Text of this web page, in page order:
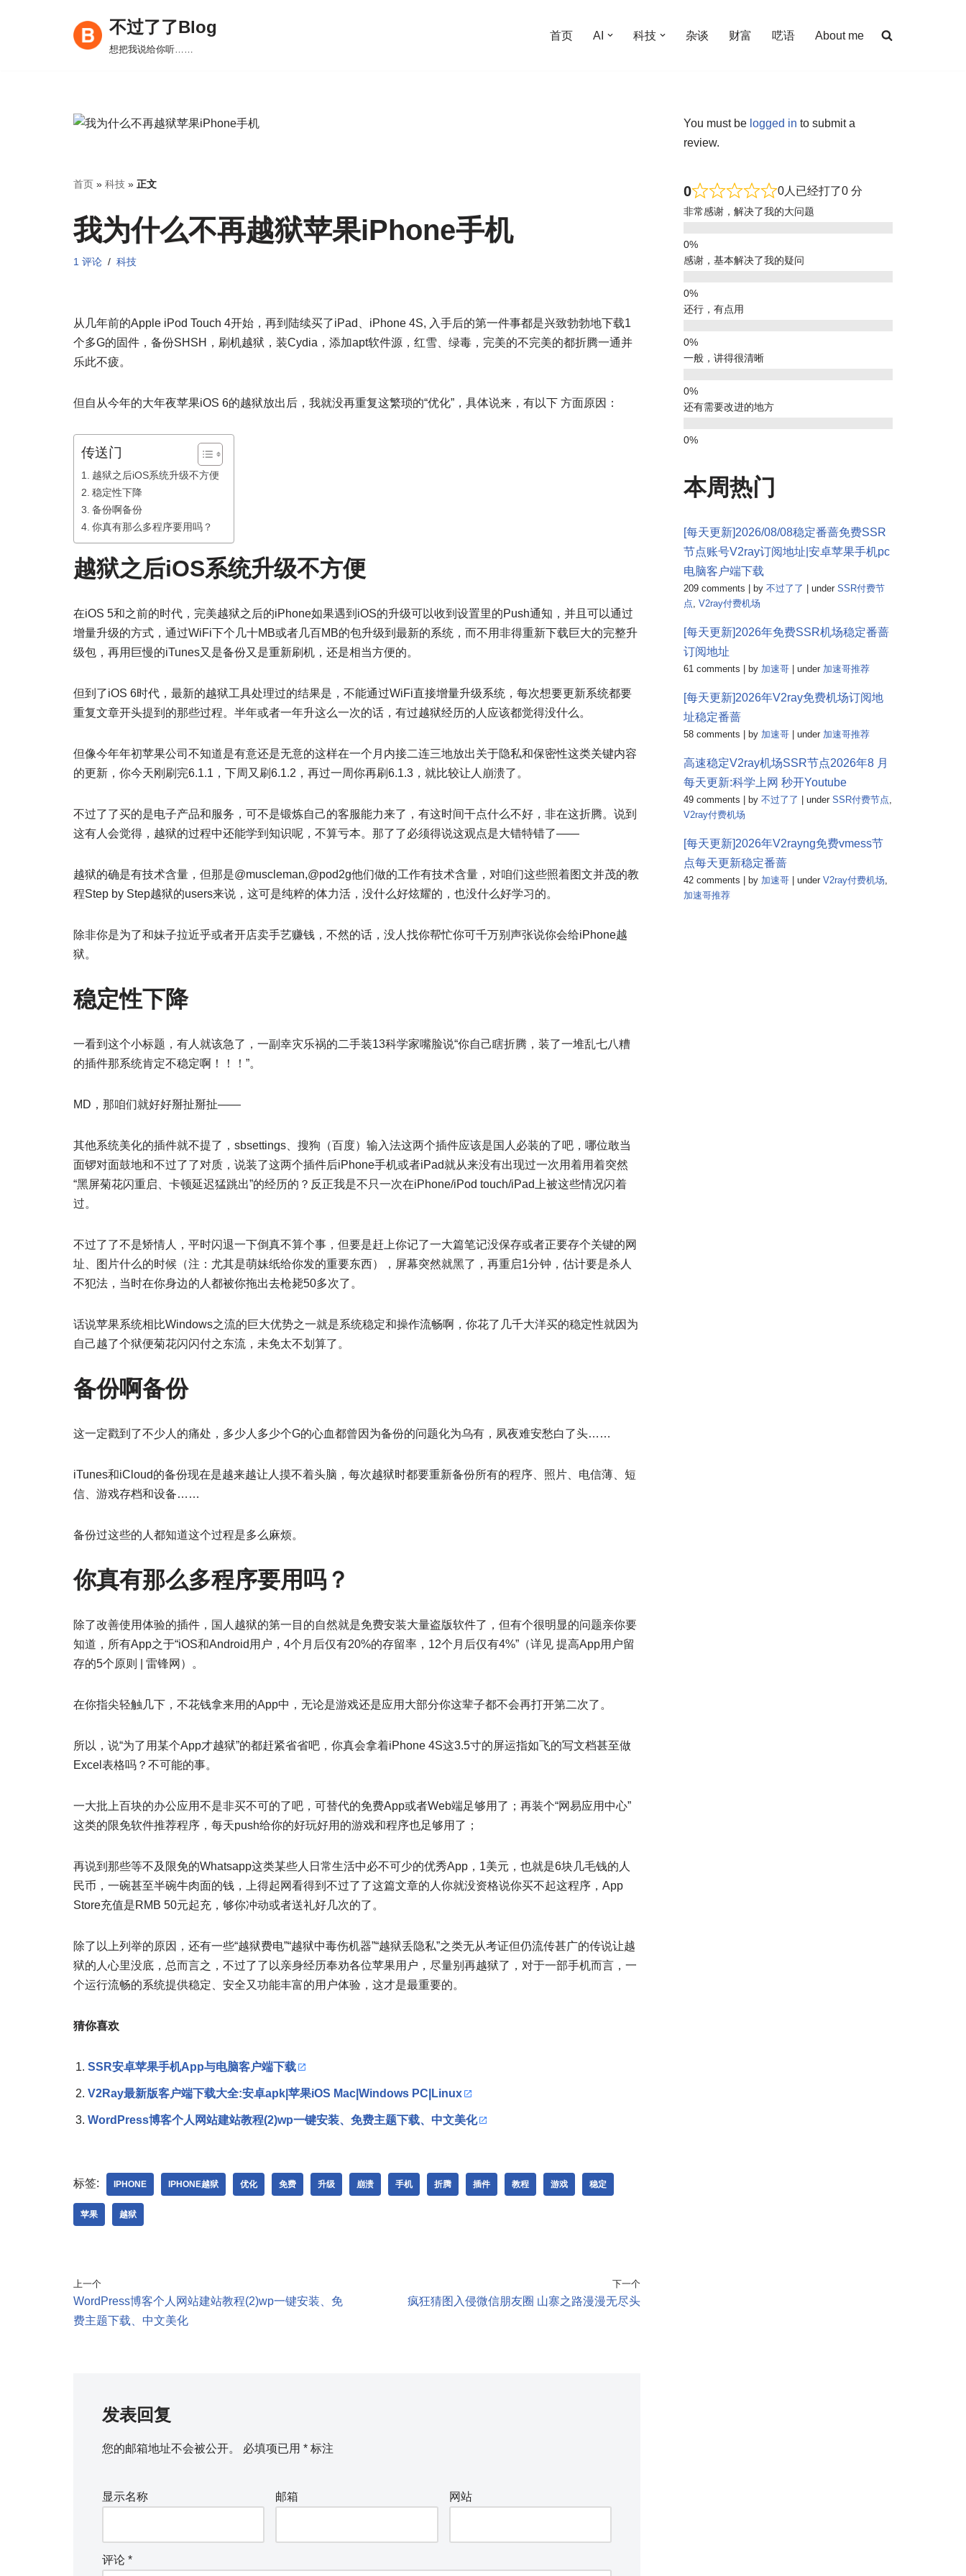
不过了了Blog
想把我说给你听……
首页 AI 科技 杂谈 财富 呓语 About me
首页 » 科技 » 正文
我为什么不再越狱苹果iPhone手机
1 评论 科技
从几年前的Apple iPod Touch 4开始，再到陆续买了iPad、iPhone 4S, 入手后的第一件事都是兴致勃勃地下载1
个多G的固件，备份SHSH，刷机越狱，装Cydia，添加apt软件源，红雪、绿毒，完美的不完美的都折腾一通并
乐此不疲。
但自从今年的大年夜苹果iOS 6的越狱放出后，我就没再重复这繁琐的“优化”，具体说来，有以下 方面原因：
传送门
越狱之后iOS系统升级不方便
稳定性下降
备份啊备份
你真有那么多程序要用吗？
越狱之后iOS系统升级不方便
在iOS 5和之前的时代，完美越狱之后的iPhone如果遇到iOS的升级可以收到设置里的Push通知，并且可以通过
增量升级的方式，通过WiFi下个几十MB或者几百MB的包升级到最新的系统，而不用非得重新下载巨大的完整升
级包，再用巨慢的iTunes又是备份又是重新刷机，还是相当方便的。
但到了iOS 6时代，最新的越狱工具处理过的结果是，不能通过WiFi直接增量升级系统，每次想要更新系统都要
重复文章开头提到的那些过程。半年或者一年升这么一次的话，有过越狱经历的人应该都觉得没什么。
但像今年年初苹果公司不知道是有意还是无意的这样在一个月内接二连三地放出关于隐私和保密性这类关键内容
的更新，你今天刚刷完6.1.1，下周又刷6.1.2，再过一周你再刷6.1.3，就比较让人崩溃了。
不过了了买的是电子产品和服务，可不是锻炼自己的客服能力来了，有这时间干点什么不好，非在这折腾。说到
这有人会觉得，越狱的过程中还能学到知识呢，不算亏本。那了了必须得说这观点是大错特错了——
越狱的确是有技术含量，但那是@muscleman,@pod2g他们做的工作有技术含量，对咱们这些照着图文并茂的教
程Step by Step越狱的users来说，这可是纯粹的体力活，没什么好炫耀的，也没什么好学习的。
除非你是为了和妹子拉近乎或者开店卖手艺赚钱，不然的话，没人找你帮忙你可千万别声张说你会给iPhone越
狱。
稳定性下降
一看到这个小标题，有人就该急了，一副幸灾乐祸的二手装13科学家嘴脸说“你自己瞎折腾，装了一堆乱七八糟
的插件那系统肯定不稳定啊！！！”。
MD，那咱们就好好掰扯掰扯——
其他系统美化的插件就不提了，sbsettings、搜狗（百度）输入法这两个插件应该是国人必装的了吧，哪位敢当
面锣对面鼓地和不过了了对质，说装了这两个插件后iPhone手机或者iPad就从来没有出现过一次用着用着突然
“黑屏菊花闪重启、卡顿延迟猛跳出”的经历的？反正我是不只一次在iPhone/iPod touch/iPad上被这些情况闪着
过。
不过了了不是矫情人，平时闪退一下倒真不算个事，但要是赶上你记了一大篇笔记没保存或者正要存个关键的网
址、图片什么的时候（注：尤其是萌妹纸给你发的重要东西），屏幕突然就黑了，再重启1分钟，估计要是杀人
不犯法，当时在你身边的人都被你拖出去枪毙50多次了。
话说苹果系统相比Windows之流的巨大优势之一就是系统稳定和操作流畅啊，你花了几千大洋买的稳定性就因为
自己越了个狱便菊花闪闪付之东流，未免太不划算了。
备份啊备份
这一定戳到了不少人的痛处，多少人多少个G的心血都曾因为备份的问题化为乌有，夙夜难安愁白了头……
iTunes和iCloud的备份现在是越来越让人摸不着头脑，每次越狱时都要重新备份所有的程序、照片、电信薄、短
信、游戏存档和设备……
备份过这些的人都知道这个过程是多么麻烦。
你真有那么多程序要用吗？
除了改善使用体验的插件，国人越狱的第一目的自然就是免费安装大量盗版软件了，但有个很明显的问题亲你要
知道，所有App之于“iOS和Android用户，4个月后仅有20%的存留率，12个月后仅有4%”（详见 提高App用户留
存的5个原则 | 雷锋网）。
在你指尖轻触几下，不花钱拿来用的App中，无论是游戏还是应用大部分你这辈子都不会再打开第二次了。
所以，说“为了用某个App才越狱”的都赶紧省省吧，你真会拿着iPhone 4S这3.5寸的屏运指如飞的写文档甚至做
Excel表格吗？不可能的事。
一大批上百块的办公应用不是非买不可的了吧，可替代的免费App或者Web端足够用了；再装个“网易应用中心”
这类的限免软件推荐程序，每天push给你的好玩好用的游戏和程序也足够用了；
再说到那些等不及限免的Whatsapp这类某些人日常生活中必不可少的优秀App，1美元，也就是6块几毛钱的人
民币，一碗甚至半碗牛肉面的钱，上得起网看得到不过了了这篇文章的人你就没资格说你买不起这程序，App
Store充值是RMB 50元起充，够你冲动或者送礼好几次的了。
除了以上列举的原因，还有一些“越狱费电”“越狱中毒伤机器”“越狱丢隐私”之类无从考证但仍流传甚广的传说让越
狱的人心里没底，总而言之，不过了了以亲身经历奉劝各位苹果用户，尽量别再越狱了，对于一部手机而言，一
个运行流畅的系统提供稳定、安全又功能丰富的用户体验，这才是最重要的。
猜你喜欢
SSR安卓苹果手机App与电脑客户端下载
V2Ray最新版客户端下载大全:安卓apk|苹果iOS Mac|Windows PC|Linux
WordPress博客个人网站建站教程(2)wp一键安装、免费主题下载、中文美化
标签: IPHONE IPHONE越狱 优化 免费 升级 崩溃 手机 折腾 插件 教程 游戏 稳定
苹果 越狱
上一个
WordPress博客个人网站建站教程(2)wp一键安装、免
费主题下载、中文美化
下一个
疯狂猜图入侵微信朋友圈 山寨之路漫漫无尽头
发表回复
您的邮箱地址不会被公开。 必填项已用 * 标注
显示名称 邮箱 网站
评论 *
You must be logged in to submit a
review.
0 0人已经打了0 分
非常感谢，解决了我的大问题
感谢，基本解决了我的疑问
还行，有点用
一般，讲得很清晰
还有需要改进的地方
本周热门
[每天更新]2026/08/08稳定番蔷免费SSR
节点账号V2ray订阅地址|安卓苹果手机pc
电脑客户端下载
209 comments by 不过了了 under SSR付费节
点, V2ray付费机场
[每天更新]2026年免费SSR机场稳定番蔷
订阅地址
61 comments by 加速哥 under 加速哥推荐
[每天更新]2026年V2ray免费机场订阅地
址稳定番蔷
58 comments by 加速哥 under 加速哥推荐
高速稳定V2ray机场SSR节点2026年8 月
每天更新:科学上网 秒开Youtube
49 comments by 不过了了 under SSR付费节点,
V2ray付费机场
[每天更新]2026年V2rayng免费vmess节
点每天更新稳定番蔷
42 comments by 加速哥 under V2ray付费机场,
加速哥推荐